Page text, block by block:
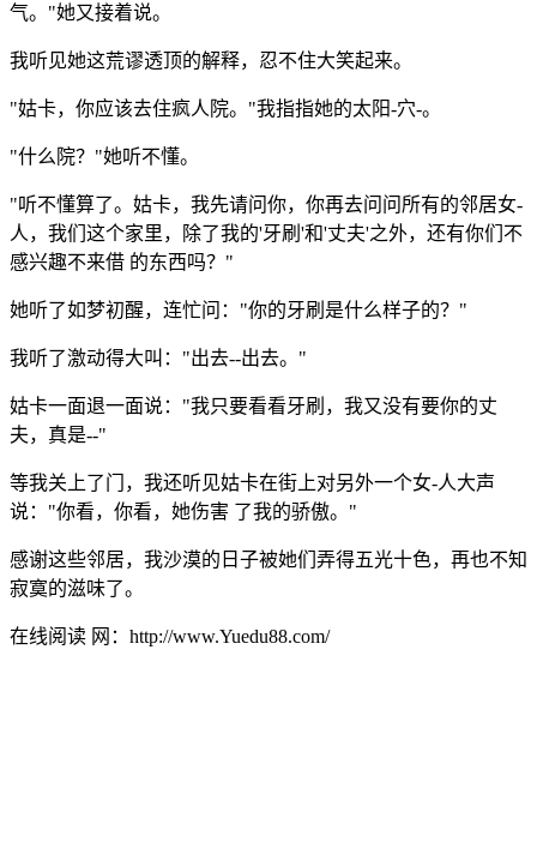
气。"她又接着说。
我听见她这荒谬透顶的解释，忍不住大笑起来。
"姑卡，你应该去住疯人院。"我指指她的太阳-穴-。
"什么院？"她听不懂。
"听不懂算了。姑卡，我先请问你，你再去问问所有的邻居女-
人，我们这个家里，除了我的'牙刷'和'丈夫'之外，还有你们不
感兴趣不来借 的东西吗？"
她听了如梦初醒，连忙问："你的牙刷是什么样子的？"
我听了激动得大叫："出去--出去。"
姑卡一面退一面说："我只要看看牙刷，我又没有要你的丈
夫，真是--"
等我关上了门，我还听见姑卡在街上对另外一个女-人大声
说："你看，你看，她伤害 了我的骄傲。"
感谢这些邻居，我沙漠的日子被她们弄得五光十色，再也不知
寂寞的滋味了。
在线阅读 网：http://www.Yuedu88.com/